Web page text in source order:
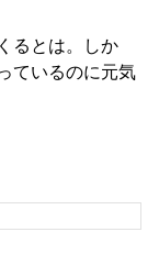
るとは。しか
ているのに元気